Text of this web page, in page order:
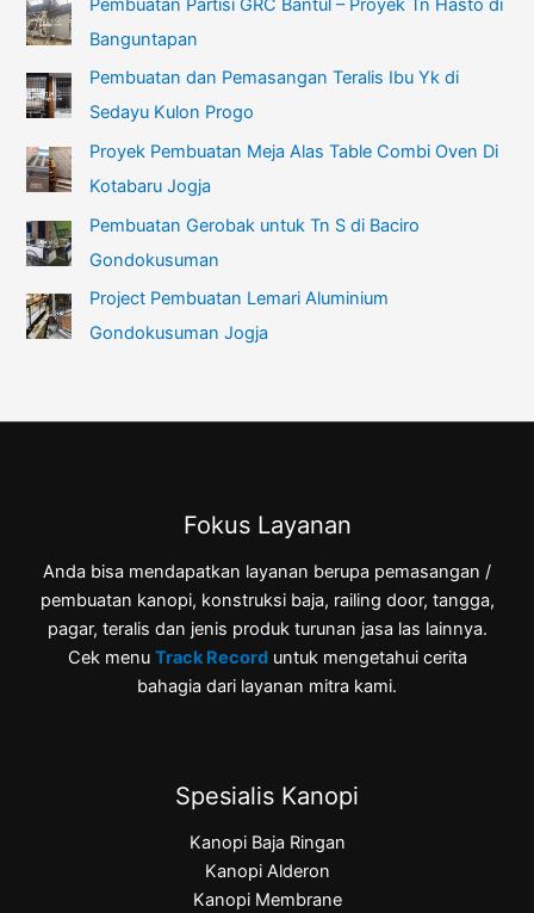
Pembuatan Partisi GRC Bantul – Proyek Tn Hasto di
Banguntapan
Pembuatan dan Pemasangan Teralis Ibu Yk di
Sedayu Kulon Progo
Proyek Pembuatan Meja Alas Table Combi Oven Di
Kotabaru Jogja
Pembuatan Gerobak untuk Tn S di Baciro
Gondokusuman
Project Pembuatan Lemari Aluminium
Gondokusuman Jogja
Fokus Layanan
Anda bisa mendapatkan layanan berupa pemasangan /
pembuatan kanopi, konstruksi baja, railing door, tangga,
pagar, teralis dan jenis produk turunan jasa las lainnya.
Cek menu Track Recorduntuk mengetahui cerita
bahagia dari layanan mitra kami.
Spesialis Kanopi
Kanopi Baja Ringan
Kanopi Alderon
Kanopi Membrane